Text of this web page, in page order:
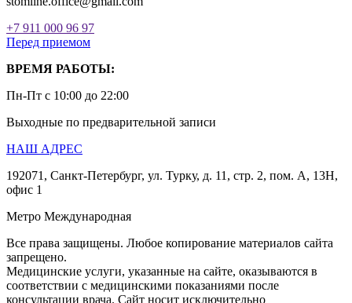
+7 911 000 96 97
Перед приемом
ВРЕМЯ РАБОТЫ:
Пн-Пт с 10:00 до 22:00
Выходные по предварительной записи
НАШ АДРЕС
192071, Санкт-Петербург, ул. Турку, д. 11, стр. 2, пом. А, 13Н,
офис 1
Метро Международная
Все права защищены. Любое копирование материалов сайта
запрещено.
Медицинские услуги, указанные на сайте, оказываются в
соответствии с медицинскими показаниями после
консультации врача. Сайт носит исключительно